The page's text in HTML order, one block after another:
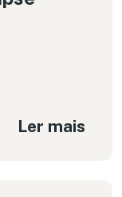
Ler mais